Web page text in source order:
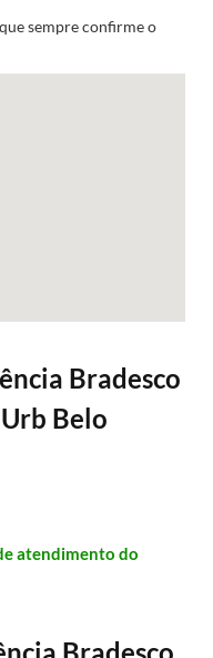
sempre confirme o
Bradesco
Belo
atendimento do